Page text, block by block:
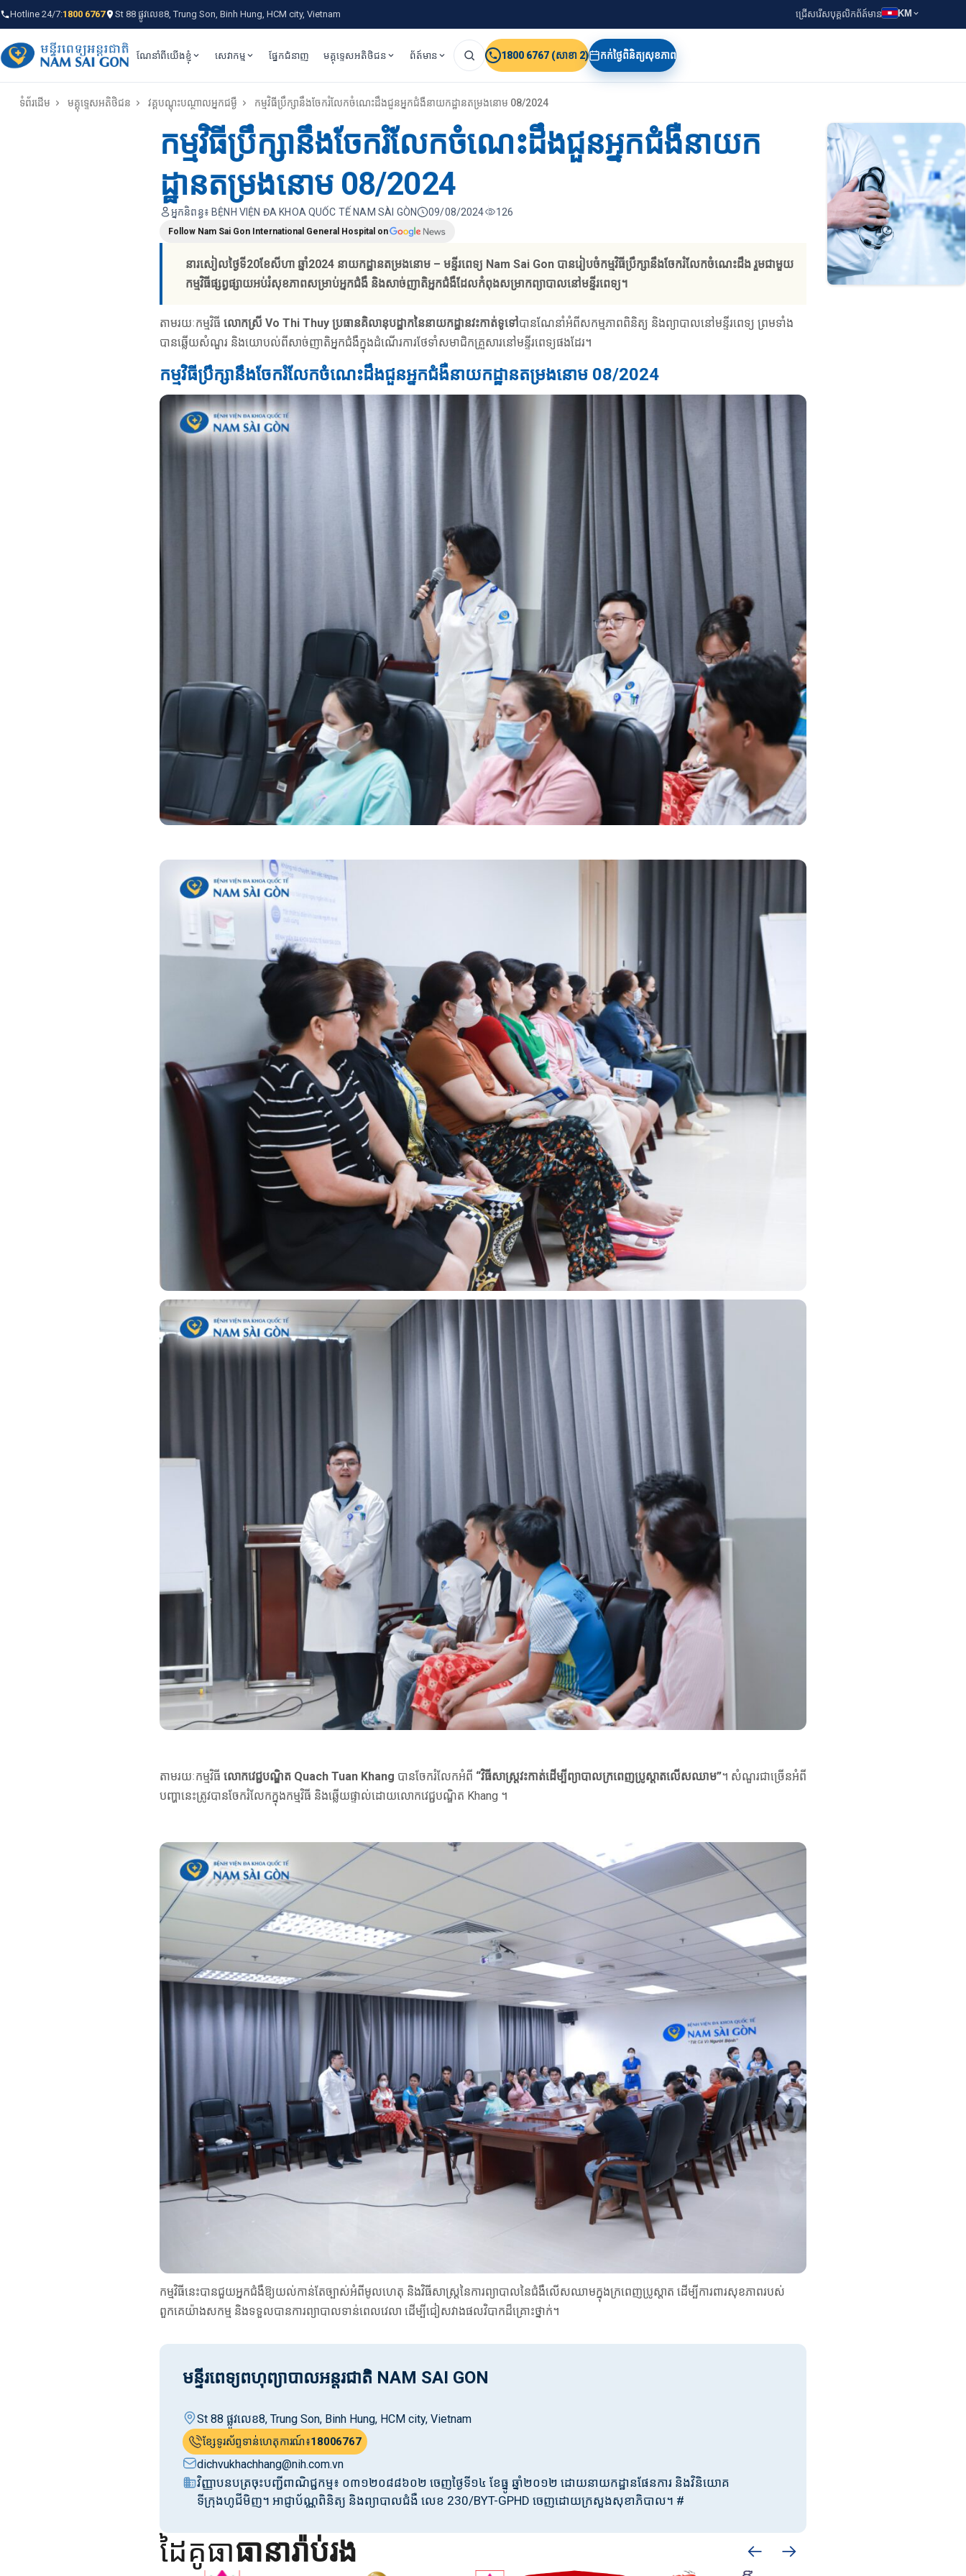
Hotline 24/7:1800 6767 St 88 ផ្លូវលេខ8, Trung Son, Binh Hung, HCM city, Vietnam ជ្រើសរើសបុគ្គលិកព័ត៍មាន KM
ណែនាំពីយើងខ្ញុំ សេវាកម្ម ផ្នែកជំនាញ មគ្គុទេ្ទសអតិថិជន ព័ត៍មាន 1800 6767 (សាខា 2) កក់ថ្ងៃពិនិត្យសុខភាព
ទំព័រដើម មគ្គុទេ្ទសអតិថិជន វគ្គបណ្ដុះបណ្ថាលអ្នកជម្ងឺ កម្មវិធីប្រឹក្សានឹងចែករំលែកចំណេះដឹងជួនអ្នកជំងឺនាយកដ្ឋានតម្រងនោម 08/2024
កម្មវិធីប្រឹក្សានឹងចែករំលែកចំណេះដឹងជួនអ្នកជំងឺនាយក
ដ្ឋានតម្រងនោម 08/2024
អ្នកនិពន្ធ៖ BỆNH VIỆN ĐA KHOA QUỐC TẾ NAM SÀI GÒN 09/08/2024 126
Follow Nam Sai Gon International General Hospital on
នារសៀលថ្ងៃទី20ខែសីហា ឆ្នាំ2024 នាយកដ្ឋានតម្រងនោម – មន្ទីរពេទ្យ Nam Sai Gon បានរៀបចំកម្មវិធីប្រឹក្សានឹងចែករំលែកចំណេះដឹង រួមជាមួយ
កម្មវិធីផ្សព្វផ្សាយអប់រំសុខភាពសម្រាប់អ្នកជំងឺ និងសាច់ញាតិអ្នកជំងឺដែលកំពុងសម្រាកព្យាបាលនៅមន្ទីរពេទ្យ។
តាមរយៈកម្មវិធី លោកស្រី Vo Thi Thuy ប្រធានគិលានុបដ្ឋាកនៃនាយកដ្ឋានវះកាត់ទូទៅបានណែនាំអំពីសកម្មភាពពិនិត្យ និងព្យាបាលនៅមន្ទីរពេទ្យ ព្រមទាំង
បានឆ្លើយសំណួរ និងយោបល់ពីសាច់ញាតិអ្នកជំងឺក្នុងដំណើរការថែទាំសមាជិកគ្រួសារនៅមន្ទីរពេទ្យផងដែរ។
កម្មវិធីប្រឹក្សានឹងចែករំលែកចំណេះដឹងជួនអ្នកជំងឺនាយកដ្ឋានតម្រងនោម 08/2024
តាមរយៈកម្មវិធី លោកវេជ្ជបណ្ឌិត Quach Tuan Khang បានចែករំលែកអំពី “វិធីសាស្ត្រវះកាត់ដើម្បីព្យាបាលក្រពេញប្រូស្តាតលើសឈាម”។ សំណួរជាច្រើនអំពី
បញ្ហានេះត្រូវបានចែករំលែកក្នុងកម្មវិធី និងឆ្លើយផ្ទាល់ដោយលោកវេជ្ជបណ្ឌិត Khang ។
កម្មវិធីនេះបានជួយអ្នកជំងឺឱ្យយល់កាន់តែច្បាស់អំពីមូលហេតុ និងវិធីសាស្រ្តនៃការព្យាបាលនៃជំងឺលើសឈាមក្នុងក្រពេញប្រូស្តាត ដើម្បីការពារសុខភាពរបស់
ពួកគេយ៉ាងសកម្ម និងទទួលបានការព្យាបាលទាន់ពេលវេលា ដើម្បីជៀសវាងផលវិបាកដ៏គ្រោះថ្នាក់។
មន្ទីរពេទ្យពហុព្យាបាលអន្តរជាតិ NAM SAI GON
St 88 ផ្លូវលេខ8, Trung Son, Binh Hung, HCM city, Vietnam
ខ្សែទូរស័ព្ទទាន់ហេតុការណ៍៖18006767
dichvukhachhang@nih.com.vn
វិញ្ញាបនបត្រចុះបញ្ជីពាណិជ្ជកម្ម៖ ០៣១២០៨៨៦០២ ចេញថ្ងៃទី១៤ ខែធ្នូ ឆ្នាំ២០១២ ដោយនាយកដ្ឋានផែនការ និងវិនិយោគ
ទីក្រុងហូជីមិញ។ អាជ្ញាប័ណ្ណពិនិត្យ និងព្យាបាលជំងឺ លេខ 230/BYT-GPHD ចេញដោយក្រសួងសុខាភិបាល។ #
ដៃគូធាធានារ៉ាប់រង